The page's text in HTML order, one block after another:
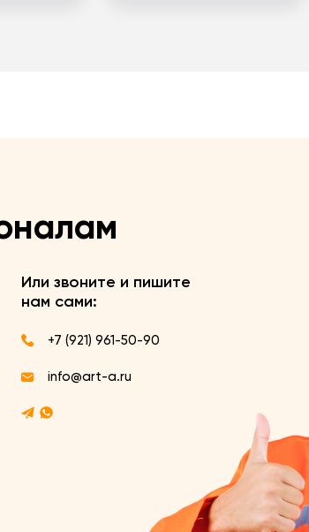
Или звоните и пишите
нам сами:
+7 (921) 961-50-90
info@art-a.ru